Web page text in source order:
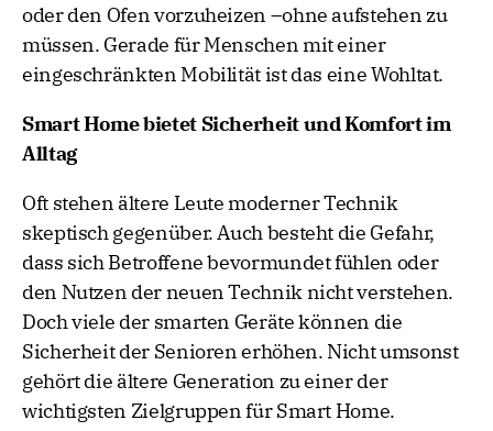
oder den Ofen vorzuheizen –ohne aufstehen zu
müssen. Gerade für Menschen mit einer
eingeschränkten Mobilität ist das eine Wohltat.
Smart Home bietet Sicherheit und Komfort im
Alltag
Oft stehen ältere Leute moderner Technik
skeptisch gegenüber. Auch besteht die Gefahr,
dass sich Betroffene bevormundet fühlen oder
den Nutzen der neuen Technik nicht verstehen.
Doch viele der smarten Geräte können die
Sicherheit der Senioren erhöhen. Nicht umsonst
gehört die ältere Generation zu einer der
wichtigsten Zielgruppen für Smart Home.